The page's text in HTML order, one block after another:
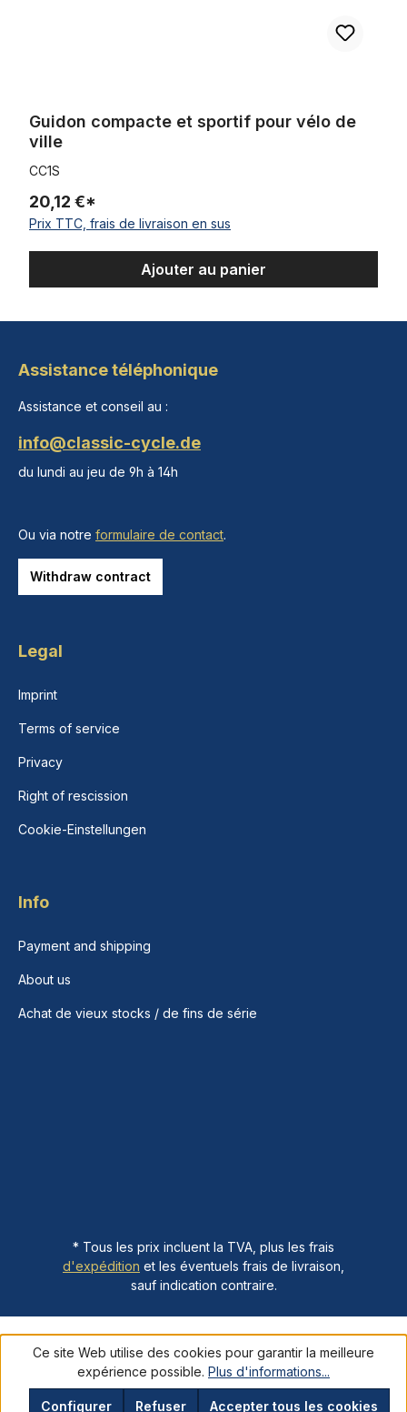
Guidon compacte et sportif pour vélo de
ville
CC1S
20,12 €*
Prix TTC, frais de livraison en sus
Ajouter au panier
Assistance téléphonique
Assistance et conseil au :
info@classic-cycle.de
du lundi au jeu de 9h à 14h
Ou via notre formulaire de contact.
Withdraw contract
Legal
Imprint
Terms of service
Privacy
Right of rescission
Cookie-Einstellungen
Info
Payment and shipping
About us
Achat de vieux stocks / de fins de série
* Tous les prix incluent la TVA, plus les frais
d'expédition et les éventuels frais de livraison,
sauf indication contraire.
Ce site Web utilise des cookies pour garantir la meilleure
expérience possible. Plus d'informations...
Refuser
Configurer Accepter tous les cookies